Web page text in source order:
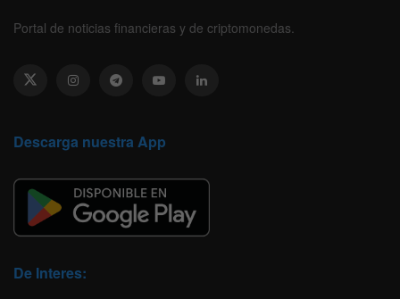
Portal de noticias financieras y de criptomonedas.
Descarga nuestra App
De Interes: